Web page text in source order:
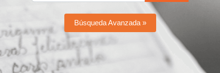
Búsqueda Avanzada »